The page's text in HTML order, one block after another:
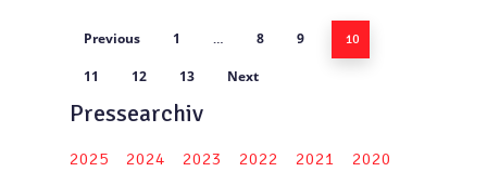
Previous 1 … 8 9 10
11 12 13 Next
Pressearchiv
2025 2024 2023 2022 2021
2020